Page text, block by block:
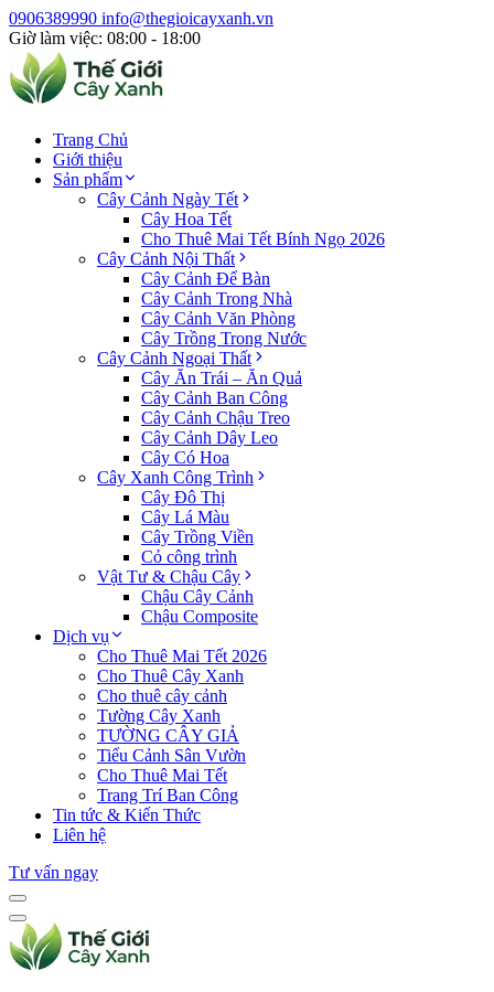
0906389990 info@thegioicayxanh.vn
Giờ làm việc: 08:00 - 18:00
Trang Chủ
Giới thiệu
Sản phẩm
Cây Cảnh Ngày Tết
Cây Hoa Tết
Cho Thuê Mai Tết Bính Ngọ 2026
Cây Cảnh Nội Thất
Cây Cảnh Để Bàn
Cây Cảnh Trong Nhà
Cây Cảnh Văn Phòng
Cây Trồng Trong Nước
Cây Cảnh Ngoại Thất
Cây Ăn Trái – Ăn Quả
Cây Cảnh Ban Công
Cây Cảnh Chậu Treo
Cây Cảnh Dây Leo
Cây Có Hoa
Cây Xanh Công Trình
Cây Đô Thị
Cây Lá Màu
Cây Trồng Viền
Cỏ công trình
Vật Tư & Chậu Cây
Chậu Cây Cảnh
Chậu Composite
Dịch vụ
Cho Thuê Mai Tết 2026
Cho Thuê Cây Xanh
Cho thuê cây cảnh
Tường Cây Xanh
TƯỜNG CÂY GIẢ
Tiểu Cảnh Sân Vườn
Cho Thuê Mai Tết
Trang Trí Ban Công
Tin tức & Kiến Thức
Liên hệ
Tư vấn ngay